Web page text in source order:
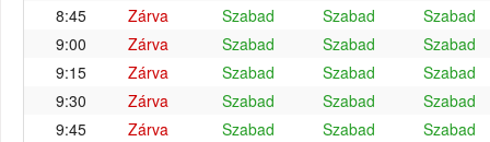
8:45
Zárva Szabad Szabad
Szabad
9:00
Zárva Szabad Szabad
Szabad
9:15
Zárva Szabad Szabad
Szabad
9:30
Zárva Szabad Szabad
Szabad
9:45
Zárva Szabad Szabad
Szabad